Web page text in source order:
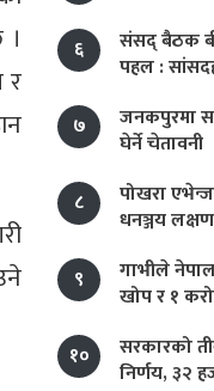
र
६
संसद् बैठक
पहल :
७
जनकपुरमा
घेर्ने चेतावनी
८
पोखरा
धनञ्जय लक्षण
९
गाभीले
खोप र १
१०
सरकारको
निर्णय, ३२